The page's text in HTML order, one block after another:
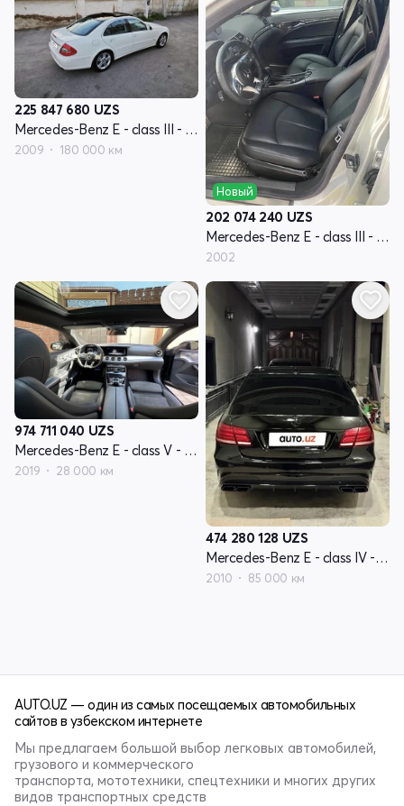
225 847 680 UZS
Mercedes-Benz E - class III - поколение W211 рестайлинг
2009 180 000 км
Новый
202 074 240 UZS
Mercedes-Benz E - class III - поколение W211
2002
974 711 040 UZS
Mercedes-Benz E - class V - поколение W213
2019 28 000 км
474 280 128 UZS
Mercedes-Benz E - class IV - поколение W212
2010 85 000 км
AUTO.UZ — один из самых посещаемых автомобильных
сайтов в узбекском интернете
Мы предлагаем большой выбор легковых автомобилей,
грузового и коммерческого
транспорта, мототехники, спецтехники и многих других
видов транспортных средств